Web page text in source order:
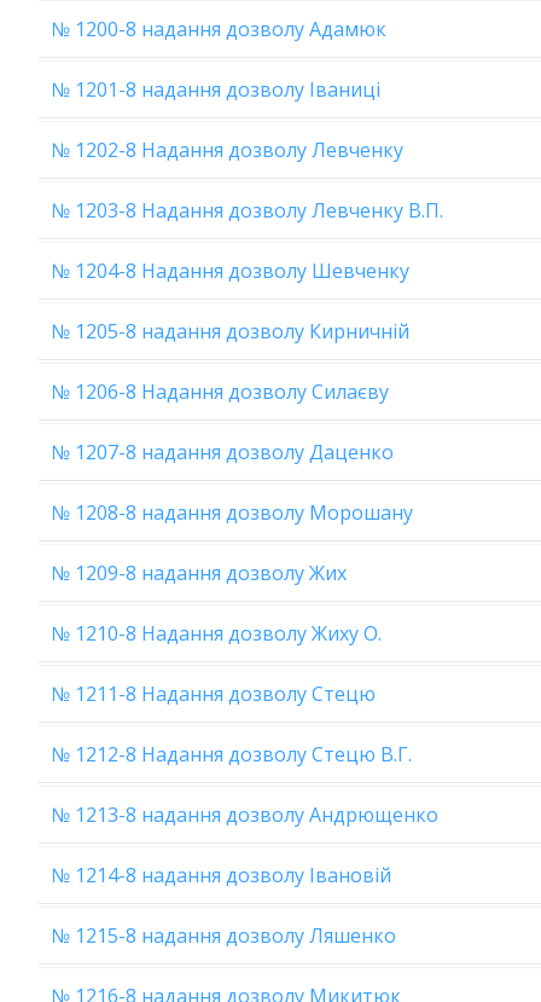
№ 1200-8 надання дозволу Адамюк
№ 1201-8 надання дозволу Іваниці
№ 1202-8 Надання дозволу Левченку
№ 1203-8 Надання дозволу Левченку В.П.
№ 1204-8 Надання дозволу Шевченку
№ 1205-8 надання дозволу Кирничній
№ 1206-8 Надання дозволу Силаєву
№ 1207-8 надання дозволу Даценко
№ 1208-8 надання дозволу Морошану
№ 1209-8 надання дозволу Жих
№ 1210-8 Надання дозволу Жиху О.
№ 1211-8 Надання дозволу Стецю
№ 1212-8 Надання дозволу Стецю В.Г.
№ 1213-8 надання дозволу Андрющенко
№ 1214-8 надання дозволу Івановій
№ 1215-8 надання дозволу Ляшенко
№ 1216-8 надання дозволу Микитюк